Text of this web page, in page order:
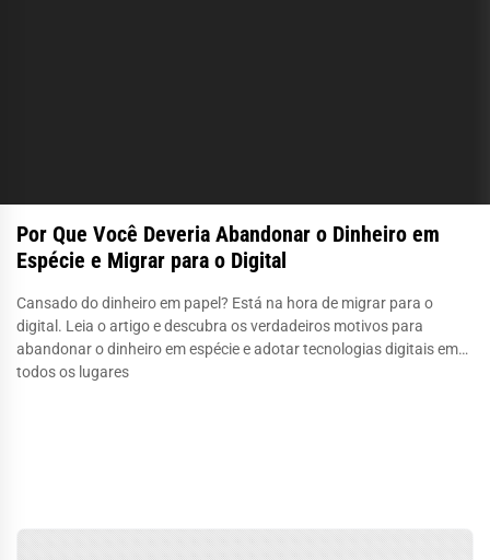
Por Que Você Deveria Abandonar o Dinheiro em
Espécie e Migrar para o Digital
Cansado do dinheiro em papel? Está na hora de migrar para o
digital. Leia o artigo e descubra os verdadeiros motivos para
abandonar o dinheiro em espécie e adotar tecnologias digitais em
todos os lugares